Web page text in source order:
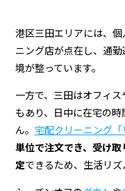
＆
宅
配
ク
リ
ー
港区三田エリアには、
ニング店が点在し、通
境が整っています。
一方で、三田はオフィ
もあり、日中に在宅の
ん。 宅配クリーニング「
単位で注文でき、受け
定できるため、生活リズ